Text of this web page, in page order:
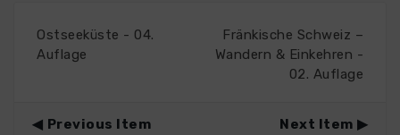
Ostseeküste - 04.
Auflage
Fränkische Schweiz –
Wandern & Einkehren -
02. Auflage
Previous Item Next Item